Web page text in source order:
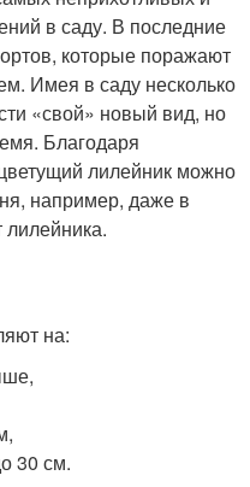
в саду. В последние
которые поражают
Имея в саду несколько
«свой» новый вид, но
Благодаря
лилейник можно
например, даже в
лилейника.
на:
30 см.